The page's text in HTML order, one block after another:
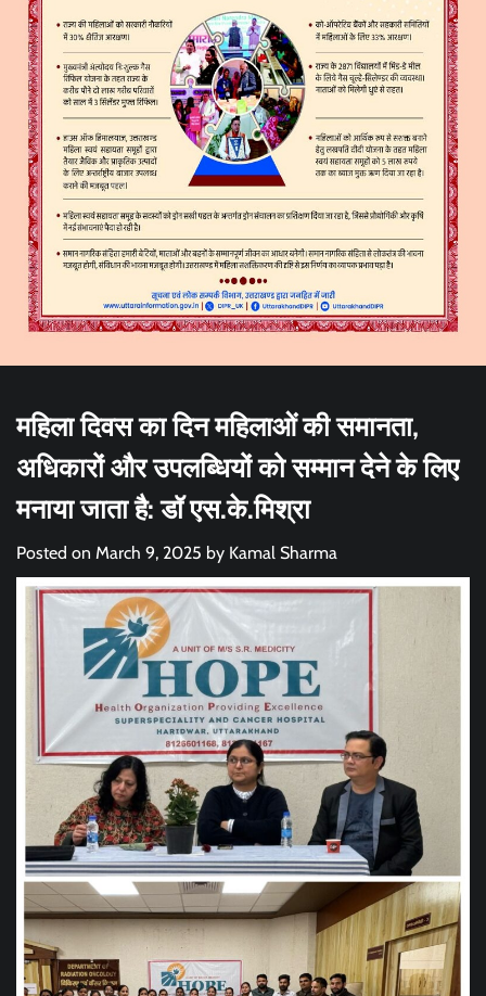
महिला दिवस का दिन महिलाओं की समानता,
अधिकारों और उपलब्धियों को सम्मान देने के लिए
मनाया जाता है: डॉ एस.के.मिश्रा
Posted on March 9, 2025 by Kamal Sharma